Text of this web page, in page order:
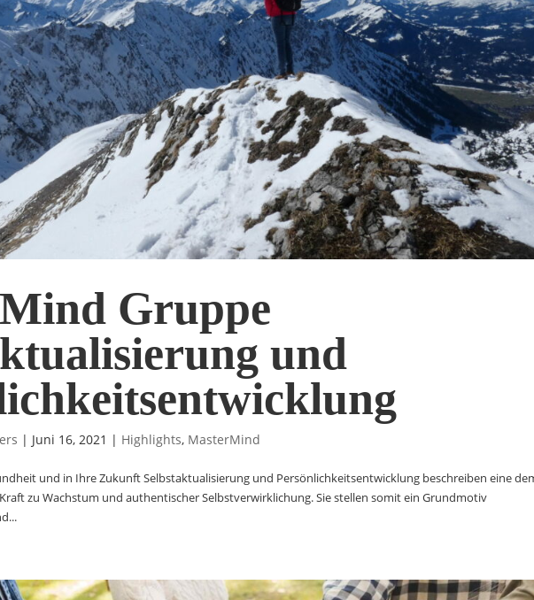
Gruppe
und
| Juni 16, 2021 | Highlights, MasterMind
und in Ihre Zukunft Selbstaktualisierung und Persönlichkeitsentwicklung beschreiben eine
zu Wachstum und authentischer Selbstverwirklichung. Sie stellen somit ein Grundmotiv